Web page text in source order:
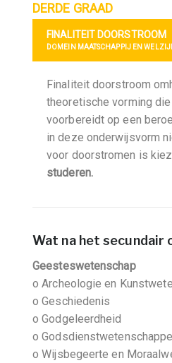
DERDE GRAAD
FINALITEIT DOORSTROOM
DOMEIN MAATSCHAPPIJ EN
Finaliteit doorstroom
theoretische vorming
voorbereidt op een
in deze onderwijsvorm
voor doorstromen is
studeren.
Wat na het secundair
Geesteswetenschap
o Archeologie en
o Geschiedenis
o Godgeleerdheid
o
o Wijsbegeerte en